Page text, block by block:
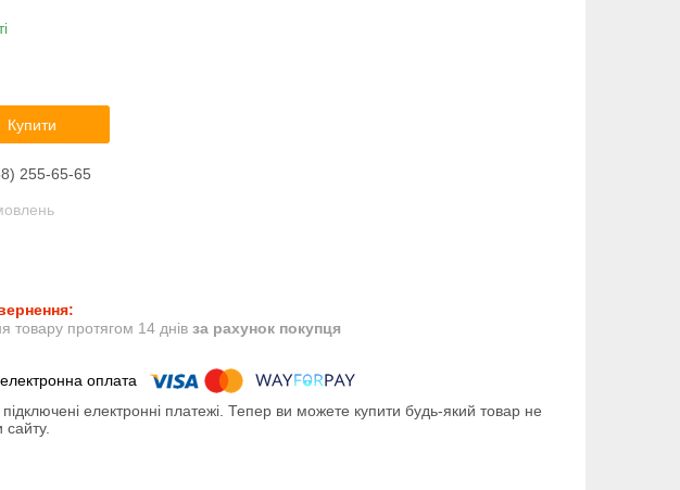
Купити
255-65-65
товару протягом 14 днів за рахунок покупця
підключені електронні платежі. Тепер ви можете купити будь-який товар не
сайту.